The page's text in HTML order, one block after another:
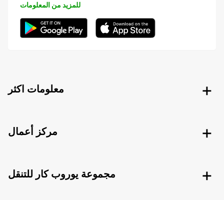
للمزيد من المعلومات
معلومات اكثر
مركز أعمال
مجموعة يوروب كار للتنقل